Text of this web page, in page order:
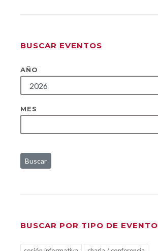
BUSCAR EVENTOS
AÑO
MES
Buscar
BUSCAR POR TIPO DE EVENTO